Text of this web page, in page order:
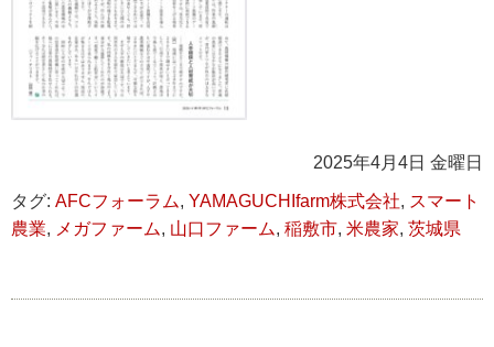
2025年4月4日 金曜日
タグ: AFCフォーラム, YAMAGUCHIfarm株式会社, スマート
農業, メガファーム, 山口ファーム, 稲敷市, 米農家, 茨城県